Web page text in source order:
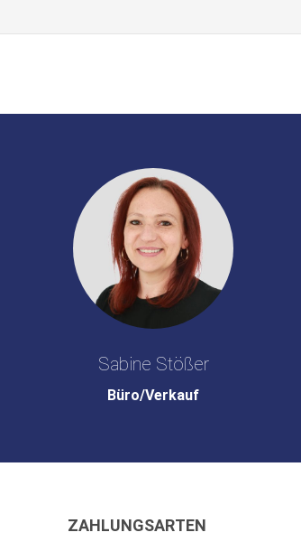
Sabine Stößer
Büro/Verkauf
ZAHLUNGSARTEN